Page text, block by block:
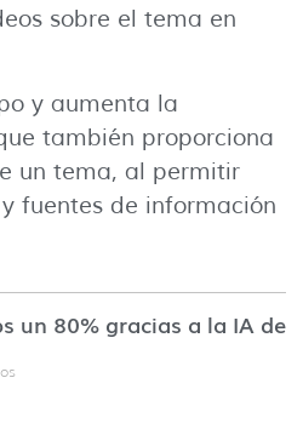
sobre el tema en
y aumenta la
también proporciona
un tema, al permitir
fuentes de información
un 80% gracias a la IA de